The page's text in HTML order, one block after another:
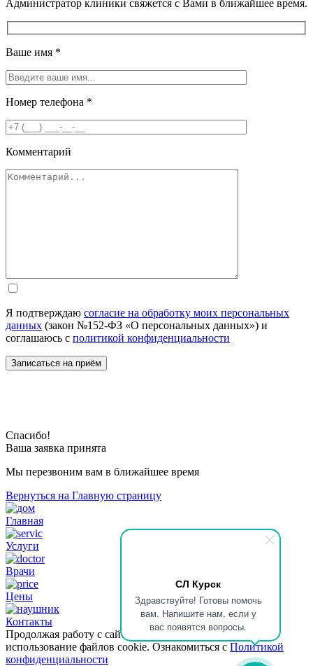
СЛ Курск
Здравствуйте! Готовы помочь
вам. Напишите нам, если у
вас появятся вопросы.
Администратор клиники свяжется с Вами в ближайшее время.
Ваше имя *
Номер телефона *
Комментарий
Я подтверждаю согласие на обработку моих персональных
данных (закон №152-ФЗ «О персональных данных») и
соглашаюсь с политикой конфиденциальности
Спасибо!
Ваша заявка принята
Мы перезвоним вам в ближайшее время
Вернуться на Главную страницу
Главная
Услуги
Врачи
Цены
Контакты
Продолжая работу с сайтом, вы даете согласие на
использование файлов cookie. Ознакомиться с Политикой
конфиденциальности